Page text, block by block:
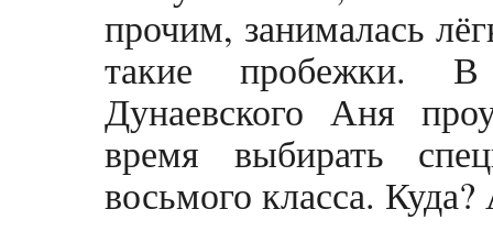
прочим, занималась
такие пробежки.
Дунаевского Аня
время выбирать
восьмого класса.